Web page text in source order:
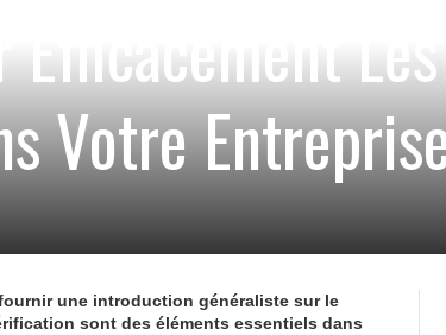
Votre
une introduction généraliste sur le
sont des éléments essentiels dans